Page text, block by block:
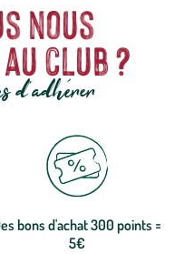
nous
club ?
d'adhérer
bons d'achat 300 points =
5€